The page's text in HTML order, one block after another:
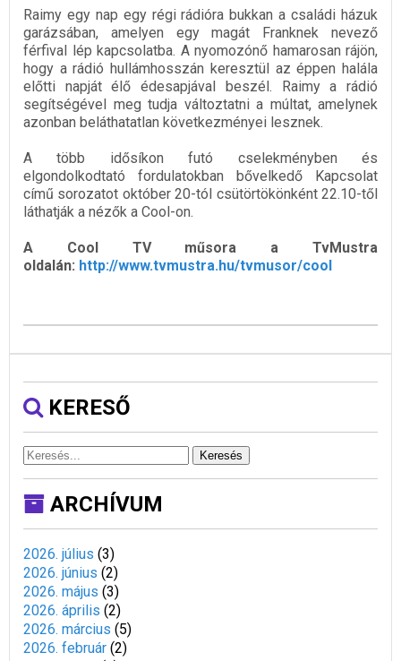
Raimy egy nap egy régi rádióra bukkan a családi házuk
garázsában, amelyen egy magát Franknek nevező
férfival lép kapcsolatba. A nyomozónő hamarosan rájön,
hogy a rádió hullámhosszán keresztül az éppen halála
előtti napját élő édesapjával beszél. Raimy a rádió
segítségével meg tudja változtatni a múltat, amelynek
azonban beláthatatlan következményei lesznek.
A több idősíkon futó cselekményben és
elgondolkodtató fordulatokban bővelkedő Kapcsolat
című sorozatot október 20-tól csütörtökönként 22.10-től
láthatják a nézők a Cool-on.
A Cool TV műsora a TvMustra
oldalán: http://www.tvmustra.hu/tvmusor/cool
KERESŐ
Keresés
ARCHÍVUM
2026. július (3)
2026. június (2)
2026. május (3)
2026. április (2)
2026. március (5)
2026. február (2)